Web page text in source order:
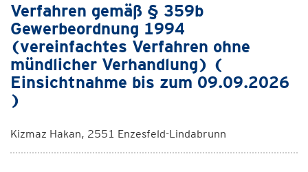
Verfahren gemäß § 359b
Gewerbeordnung 1994
(vereinfachtes Verfahren ohne
mündlicher Verhandlung) (
Einsichtnahme bis zum 09.09.2026
)
Kizmaz Hakan, 2551 Enzesfeld-Lindabrunn